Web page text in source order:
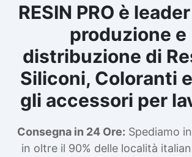
RESIN PRO è
produzione e
distribuzione di
Siliconi, Coloranti
gli accessori per
Consegna in 24 Ore: Spediamo
in oltre il 90% delle località